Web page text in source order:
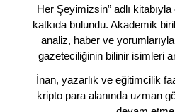
Her Şeyimizsin” adlı
katkıda bulundu. Akademik
analiz, haber ve
gazeteciliğinin bilinir isimleri
İnan, yazarlık ve eğitimcilik
kripto para alanında uzman